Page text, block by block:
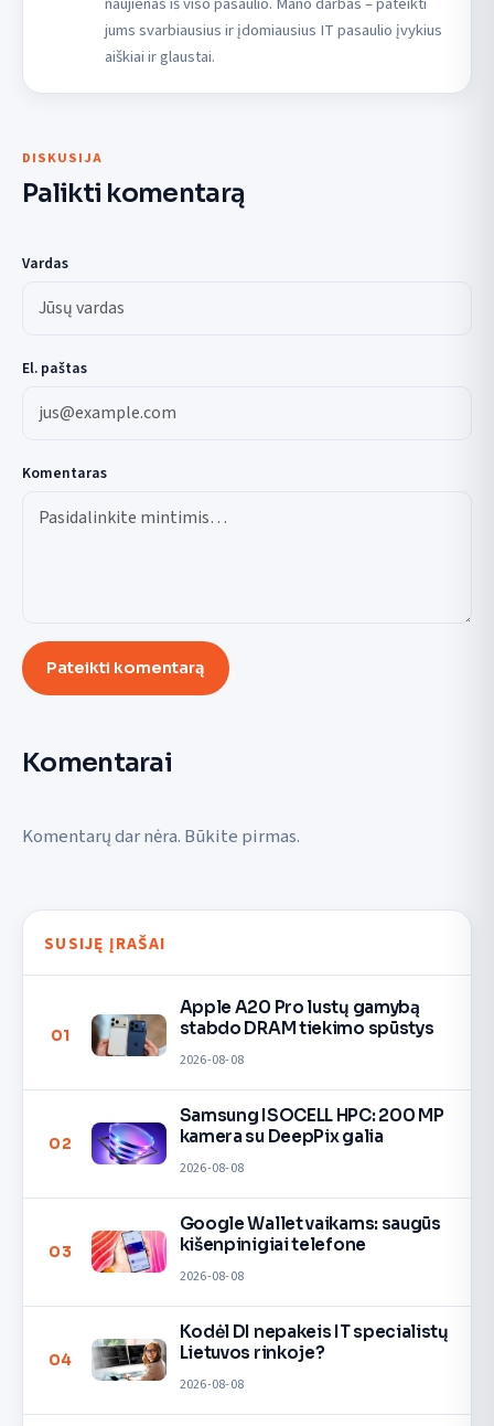
jums svarbiausius ir įdomiausius IT pasaulio įvykius
aiškiai ir glaustai.
DISKUSIJA
Palikti komentarą
Vardas
El. paštas
Komentaras
Pateikti komentarą
Komentarai
Komentarų dar nėra. Būkite pirmas.
SUSIJĘ ĮRAŠAI
01
Apple A20 Pro lustų gamybą
stabdo DRAM tiekimo spūstys
2026-08-08
02
Samsung ISOCELL HPC: 200 MP
kamera su DeepPix galia
2026-08-08
03
Google Wallet vaikams: saugūs
kišenpinigiai telefone
2026-08-08
04
Kodėl DI nepakeis IT specialistų
Lietuvos rinkoje?
2026-08-08